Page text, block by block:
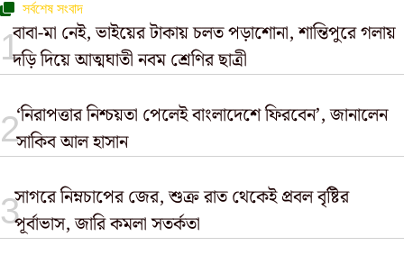
সর্বশেষ সংবাদ
বাবা-মা নেই, ভাইয়ের টাকায় চলত পড়াশোনা, শান্তিপুরে গলায়
দড়ি দিয়ে আত্মঘাতী নবম শ্রেণির ছাত্রী
‘নিরাপত্তার নিশ্চয়তা পেলেই বাংলাদেশে ফিরবেন’, জানালেন
সাকিব আল হাসান
সাগরে নিম্নচাপের জের, শুক্র রাত থেকেই প্রবল বৃষ্টির
পূর্বাভাস, জারি কমলা সতর্কতা